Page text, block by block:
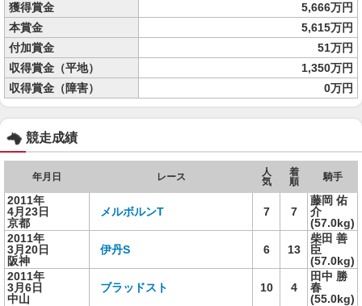
獲得賞金
5,666万円
本賞金
5,615万円
付加賞金
51万円
収得賞金（平地）
1,350万円
収得賞金（障害）
0万円
競走成績
年月日 レース
人
気
着
順
騎手
2011年
4月23日
京都
メルボルンT 7 7
藤岡 佑
介
(57.0kg)
2011年
3月20日
阪神
伊丹S 6 13
柴田 善
臣
(57.0kg)
2011年
3月6日
中山
ブラッドスト 10 4
田中 勝
春
(55.0kg)